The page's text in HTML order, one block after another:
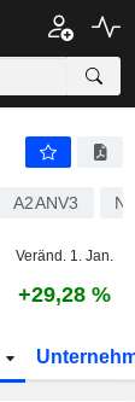
A2ANV3
Veränd. 1. Jan.
+29,28 %